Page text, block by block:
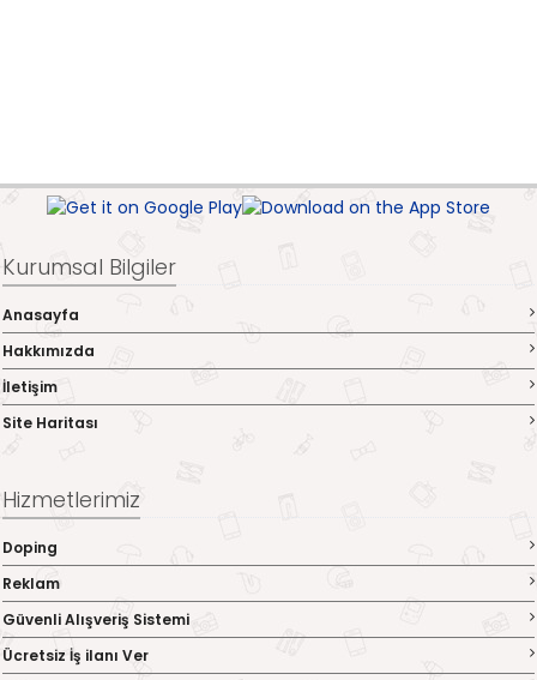
Kurumsal Bilgiler
Anasayfa
Hakkımızda
İletişim
Site Haritası
Hizmetlerimiz
Doping
Reklam
Güvenli Alışveriş Sistemi
Ücretsiz İş ilanı Ver